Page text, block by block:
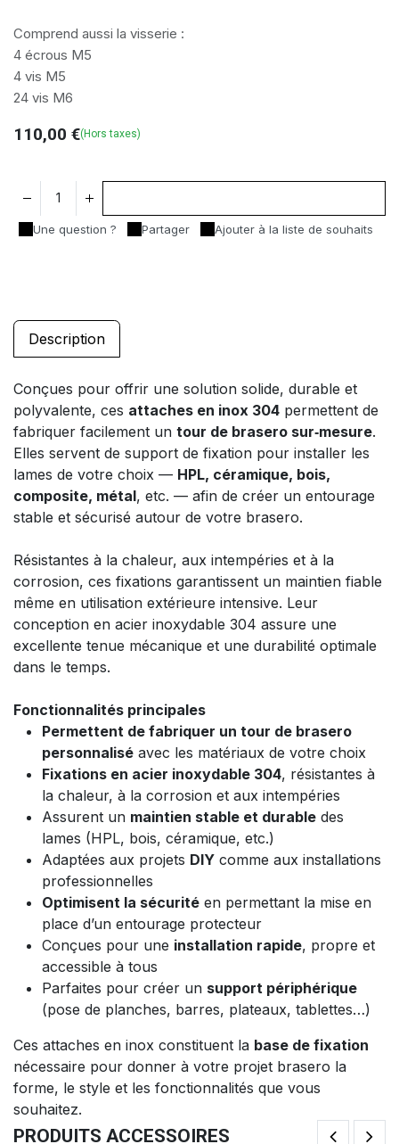
Comprend aussi la visserie :
4 écrous M5
4 vis M5
24 vis M6
110,00 €(Hors taxes)
Une question ? Partager Ajouter à la liste de souhaits
Description
Conçues pour offrir une solution solide, durable et
polyvalente, ces attaches en inox 304 permettent de
fabriquer facilement un tour de brasero sur‑mesure.
Elles servent de support de fixation pour installer les
lames de votre choix — HPL, céramique, bois,
composite, métal, etc. — afin de créer un entourage
stable et sécurisé autour de votre brasero.
Résistantes à la chaleur, aux intempéries et à la
corrosion, ces fixations garantissent un maintien fiable
même en utilisation extérieure intensive. Leur
conception en acier inoxydable 304 assure une
excellente tenue mécanique et une durabilité optimale
dans le temps.
Fonctionnalités principales
Permettent de fabriquer un tour de brasero
personnalisé avec les matériaux de votre choix
Fixations en acier inoxydable 304, résistantes à
la chaleur, à la corrosion et aux intempéries
Assurent un maintien stable et durable des
lames (HPL, bois, céramique, etc.)
Adaptées aux projets DIY comme aux installations
professionnelles
Optimisent la sécurité en permettant la mise en
place d’un entourage protecteur
Conçues pour une installation rapide, propre et
accessible à tous
Parfaites pour créer un support périphérique
(pose de planches, barres, plateaux, tablettes…)
Ces attaches en inox constituent la base de fixation
nécessaire pour donner à votre projet brasero la
forme, le style et les fonctionnalités que vous
souhaitez.
PRODUITS ACCESSOIRES